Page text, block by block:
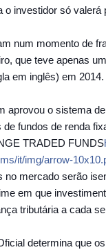
o investidor só valerá
num momento de
que teve apenas
em inglês) em 2014.
aprovou o sistema
fundos de renda
TRADED FUNDS
it/img/arrow-
no mercado serão
em que
tributária a cada
determina que